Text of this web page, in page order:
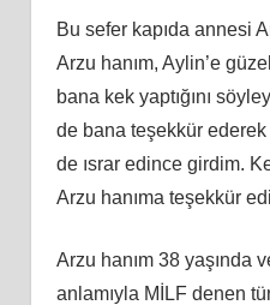
Bu sefer kapıda annesi
Arzu hanım, Aylin’e
bana kek yaptığını
de bana teşekkür
de ısrar edince girdim.
Arzu hanıma teşekkür
Arzu hanım 38 yaşında
anlamıyla MİLF denen